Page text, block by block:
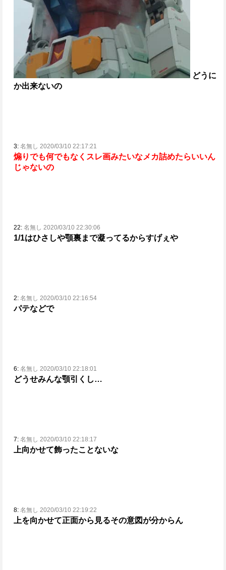
どうに
か出来ないの
3: 名無し 2020/03/10 22:17:21
煽りでも何でもなくスレ画みたいなメカ詰めたらいいん
じゃないの
22: 名無し 2020/03/10 22:30:06
1/1はひさしや顎裏まで凝ってるからすげぇや
2: 名無し 2020/03/10 22:16:54
パテなどで
6: 名無し 2020/03/10 22:18:01
どうせみんな顎引くし…
7: 名無し 2020/03/10 22:18:17
上向かせて飾ったことないな
8: 名無し 2020/03/10 22:19:22
上を向かせて正面から見るその意図が分からん